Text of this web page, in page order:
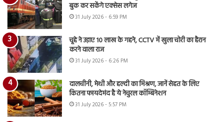
बुक कर सकेंगे एक्सेस लगेज
31 July 2026 - 6:59 PM
चूहे ने उड़ाए 10 लाख के गहने, CCTV में खुला चोरी का हैरान
करने वाला राज
31 July 2026 - 6:26 PM
दालचीनी, मेथी और हल्दी का मिश्रण, जानें सेहत के लिए
कितना फायदेमंद है ये नेचुरल कॉम्बिनेशन
31 July 2026 - 5:57 PM